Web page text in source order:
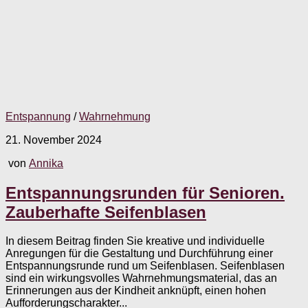
Entspannung /Wahrnehmung
21. November 2024
von Annika
Entspannungsrunden für Senioren.
Zauberhafte Seifenblasen
In diesem Beitrag finden Sie kreative und individuelle
Anregungen für die Gestaltung und Durchführung einer
Entspannungsrunde rund um Seifenblasen. Seifenblasen
sind ein wirkungsvolles Wahrnehmungsmaterial, das an
Erinnerungen aus der Kindheit anknüpft, einen hohen
Aufforderungscharakter...